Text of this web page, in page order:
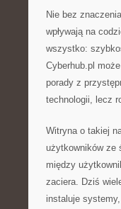
Nie bez
wpływają na
wszystko:
Cyberhub.pl
porady z
technologii, lecz
Witryna o takiej
użytkowników ze
między
zaciera. Dziś
instaluje